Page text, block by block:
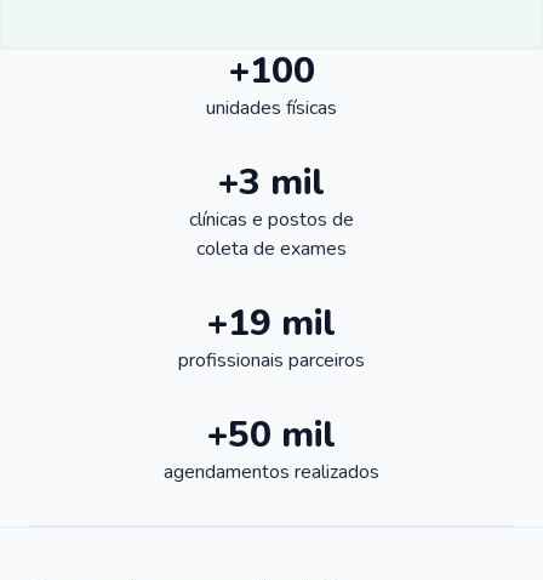
+100
unidades físicas
+3 mil
clínicas e postos de
coleta de exames
+19 mil
profissionais parceiros
+50 mil
agendamentos realizados